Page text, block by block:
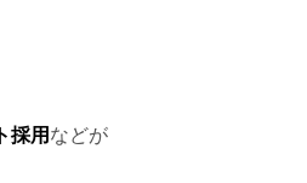
採用 などが